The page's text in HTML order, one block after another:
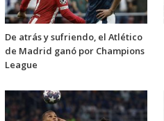
De atrás y sufriendo, el Atlético
de Madrid ganó por Champions
League